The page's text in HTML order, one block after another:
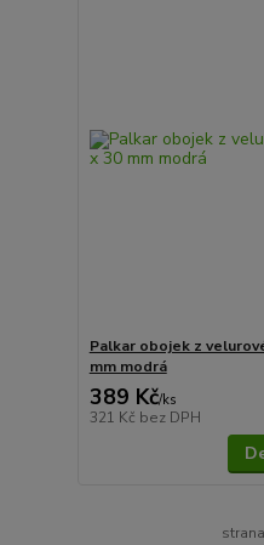
Palkar obojek z
mm modrá
389 Kč/ks
321 Kč bez DPH
strana